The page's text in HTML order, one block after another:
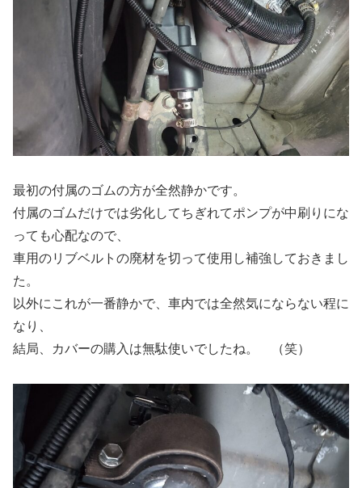
最初の付属のゴムの方が全然静かです。
付属のゴムだけでは劣化してちぎれてポンプが中刷りにな
っても心配なので、
車用のリブベルトの廃材を切って使用し補強しておきまし
た。
以外にこれが一番静かで、車内では全然気にならない程に
なり、
結局、カバーの購入は無駄使いでしたね。 （笑）